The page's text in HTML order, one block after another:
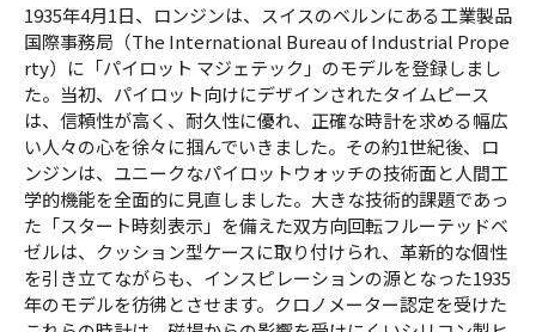
1935年4月1日、ロンジンは、スイスのベルンにある工業製品
国際事務局（The International Bureau of Industrial Prope
rty）に「パイロット マジェテック」のモデルを登録しまし
た。当初、パイロット向けにデザインされたタイムピース
は、信頼性が高く、耐久性に優れ、正確な時計を求める幅広
い人々の心を徐々に掴んでいきました。その約1世紀後、ロ
ンジンは、ユニークなパイロットウォッチの技術面と人間工
学的機能を全面的に見直しました。大きな技術的課題であっ
た「スタート時刻表示」を備えた双方向回転フルーテッドベ
ゼルは、クッション型ケースに取り付けられ、革新的な個性
を引き立てながらも、インスピレーションの源となった1935
年のモデルを彷彿とさせます。クロノメーター認定を受けた